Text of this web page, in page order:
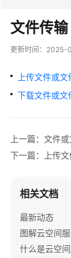
最
新
动
品
计
明
快
速
入
文件传输
更新时间： 2025-
上传文件或文
下载文件或文
上一篇：文件
下一篇：上传
相关文档
最新动态
图解云空间
什么是云空